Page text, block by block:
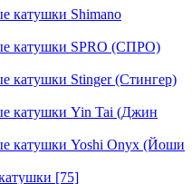
катушки Shimano
катушки SPRO (СПРО)
катушки Stinger (Стингер)
катушки Yin Tai (Джин
катушки Yoshi Onyx (Йоши
[75]